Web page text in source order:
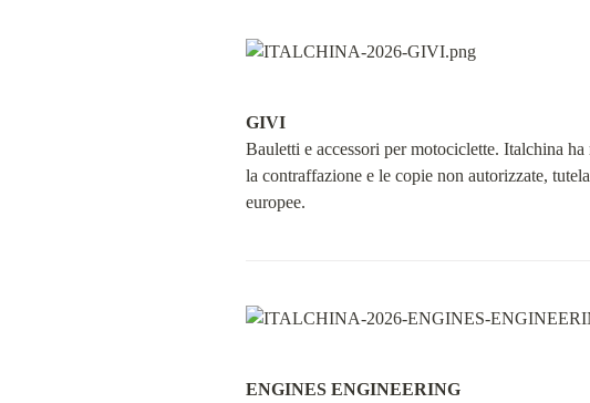
GIVI
Bauletti e accessori per motociclette. Italchina
la contraffazione e le copie non autorizzate,
europee.
ENGINES ENGINEERING